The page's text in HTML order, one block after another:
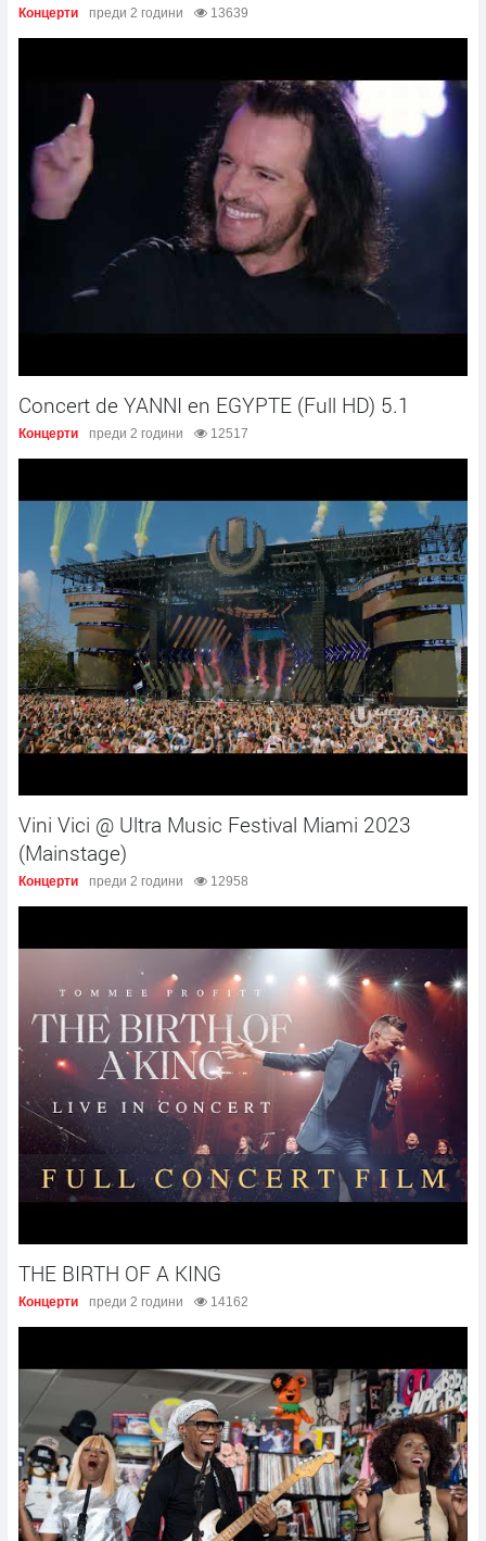
Концерти преди 2 години 13639
Concert de YANNI en EGYPTE (Full HD) 5.1
Концерти преди 2 години 12517
Vini Vici @ Ultra Music Festival Miami 2023
(Mainstage)
Концерти преди 2 години 12958
THE BIRTH OF A KING
Концерти преди 2 години 14162